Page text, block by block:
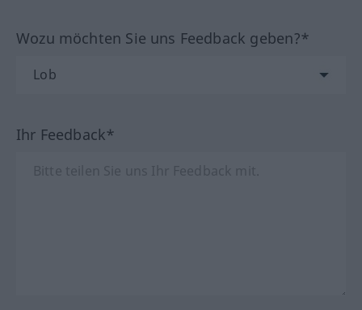
Wozu möchten Sie uns Feedback geben?*
Ihr Feedback*